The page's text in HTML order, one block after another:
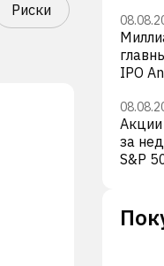
Риски
IPO
за
S&P